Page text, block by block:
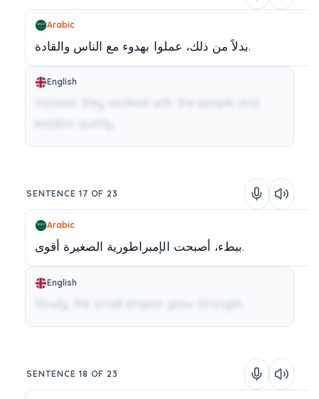
Arabic
بدلاً من ذلك، عملوا بهدوء مع الناس والقادة.
English
SENTENCE 17 OF 23
Arabic
ببطء، أصبحت الإمبراطورية الصغيرة أقوى.
English
Slowly, the small empire grew stronger.
SENTENCE 18 OF 23